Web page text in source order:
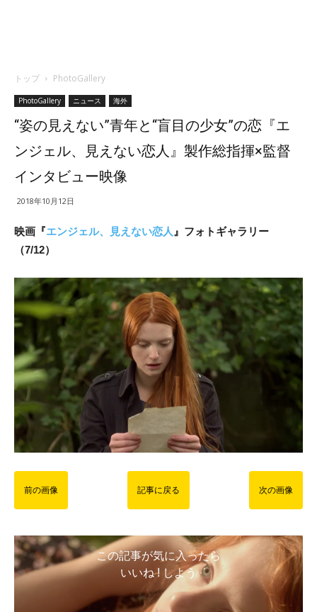
トップ PhotoGallery
PhotoGallery ニュース 海外
“姿の見えない”青年と“盲目の少女”の恋『エ
ンジェル、見えない恋人』製作総指揮×監督
インタビュー映像
2018年10月12日
映画『エンジェル、見えない恋人 』フォトギャラリー
（7/12）
前の画像 記事に戻る 次の画像
この記事が気に入ったら
いいね ! しよう